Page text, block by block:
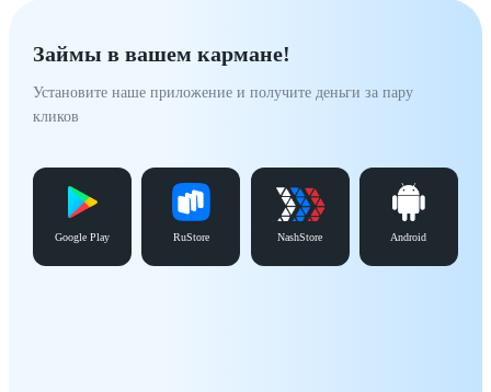
Займы в вашем кармане!
Установите наше приложение и получите деньги за пару
кликов
Google Play RuStore NashStore Android